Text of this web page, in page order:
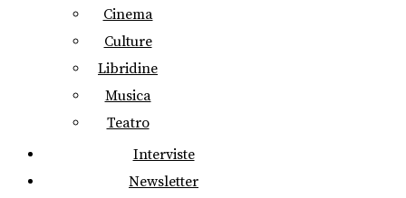
Cinema
Culture
Libridine
Musica
Teatro
Interviste
Newsletter